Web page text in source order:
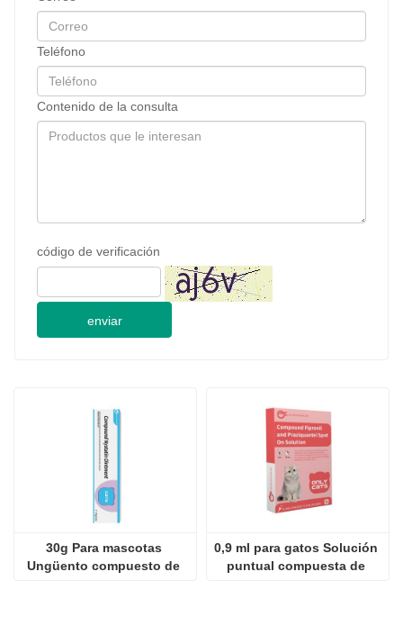
Teléfono
Contenido de la consulta
código de verificación
enviar
30g Para mascotas
Ungüento compuesto de
0,9 ml para gatos Solución
puntual compuesta de